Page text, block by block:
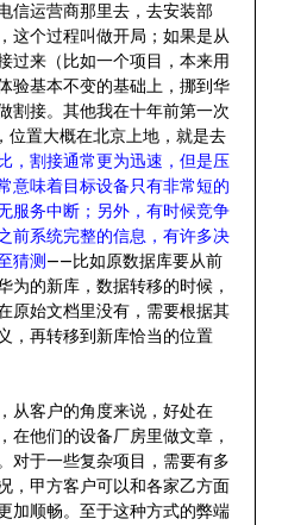
信运营商那里去，去安装部
这个过程叫做开局；如果是从
过来（比如一个项目，本来用
验基本不变的基础上，挪到华
割接。其他我在十年前第一次
位置大概在北京上地，就是去
，割接通常更为迅速，但是压
意味着目标设备只有非常短的
服务中断；另外，有时候竞争
前系统完整的信息，有许多决
猜测 ——比如原数据库要从前
为的新库，数据转移的时候，
原始文档里没有，需要根据其
，再转移到新库恰当的位置
从客户的角度来说，好处在
在他们的设备厂房里做文章，
对于一些复杂项目，需要有多
，甲方客户可以和各家乙方面
加顺畅。至于这种方式的弊端